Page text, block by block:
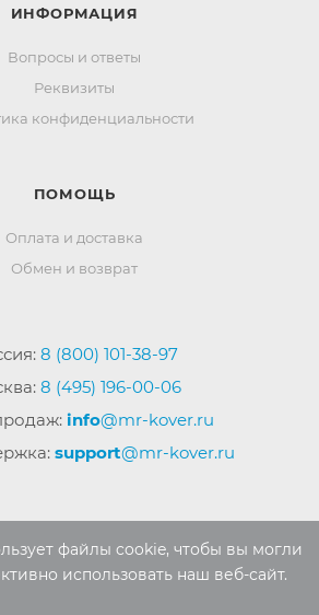
ИНФОРМАЦИЯ
Вопросы и ответы
Реквизиты
конфиденциальности
ПОМОЩЬ
Оплата и доставка
Обмен и возврат
8 (800) 101-38-97
8 (495) 196-00-06
info@mr-kover.ru
support@mr-kover.ru
магазинMR-KOVER.RU
защищены. Воспроизведение
без письменного разрешения
файлы cookie, чтобы вы могли
использовать наш веб-сайт.